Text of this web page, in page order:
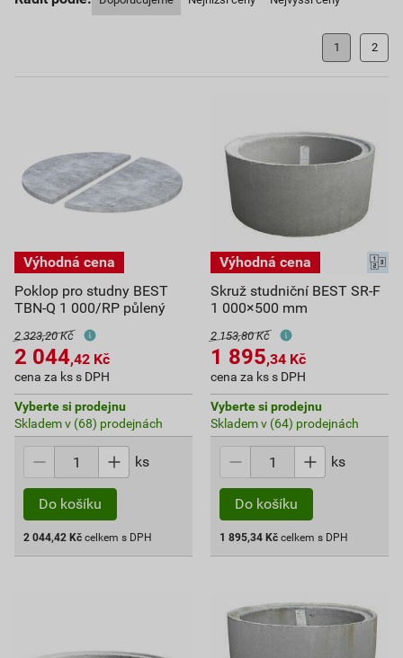
1 2
Poklop pro studny BEST
TBN-Q 1 000/RP půlený
2 323,20 Kč
2 044,42 Kč
cena za ks s DPH
Vyberte si prodejnu
Skladem v (68) prodejnách
ks
Do košíku
2 044,42 Kč celkem s DPH
Skruž studniční BEST SR-F
1 000×500 mm
2 153,80 Kč
1 895,34 Kč
cena za ks s DPH
Vyberte si prodejnu
Skladem v (64) prodejnách
ks
Do košíku
1 895,34 Kč celkem s DPH